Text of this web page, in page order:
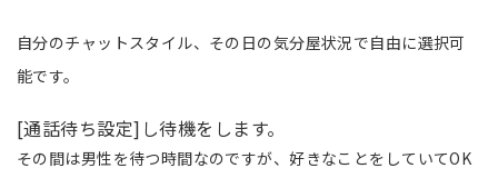
自分のチャットスタイル、その日の気分屋状況で自由に選択可
能です。
[通話待ち設定]し待機をします。
その間は男性を待つ時間なのですが、好きなことをしていてOK